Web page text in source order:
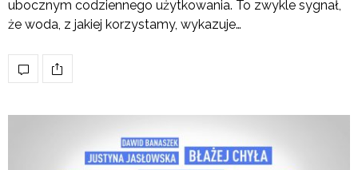
ubocznym codziennego użytkowania. To zwykle sygnał,
że woda, z jakiej korzystamy, wykazuje…